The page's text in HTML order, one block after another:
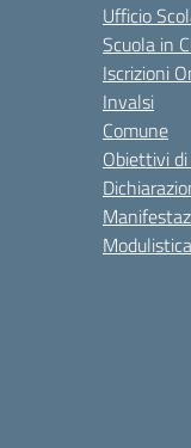
Ufficio
Scuola in
Iscrizioni
Invalsi
Comune
Obiettivi